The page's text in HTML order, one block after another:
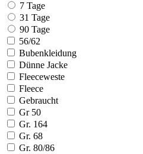
7 Tage
31 Tage
90 Tage
56/62
Bubenkleidung
Dünne Jacke
Fleeceweste
Fleece
Gebraucht
Gr 50
Gr. 164
Gr. 68
Gr. 80/86